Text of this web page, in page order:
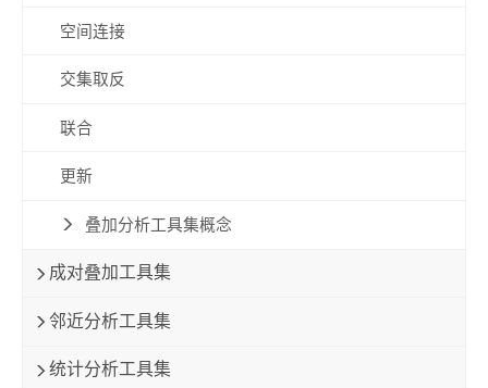
空间连接
交集取反
联合
更新
叠加分析工具集概念
成对叠加工具集
邻近分析工具集
统计分析工具集